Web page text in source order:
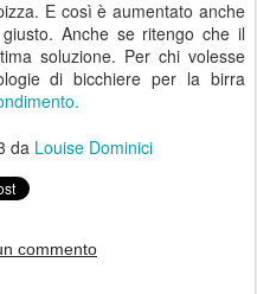
E così è aumentato anche
Anche se ritengo che il
soluzione. Per chi volesse
di bicchiere per la birra
da Louise Dominici
commento